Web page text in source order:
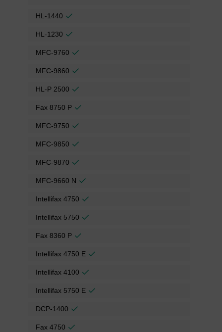
HL-1440
HL-1230
MFC-9760
MFC-9860
HL-P 2500
Fax 8750 P
MFC-9750
MFC-9850
MFC-9870
MFC-9660 N
Intellifax 4750
Intellifax 5750
Fax 8360 P
Intellifax 4750 E
Intellifax 4100
Intellifax 5750 E
DCP-1400
Fax 4750